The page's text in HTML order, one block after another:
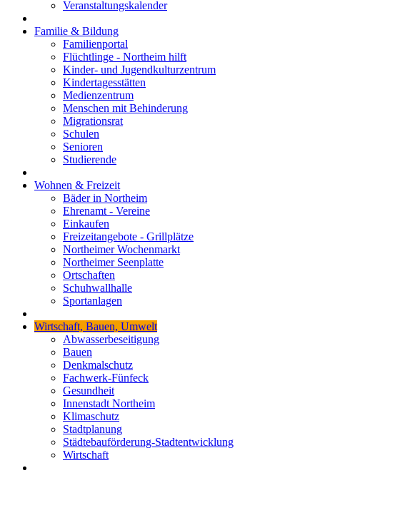
Veranstaltungskalender
Familie & Bildung
Familienportal
Flüchtlinge - Northeim hilft
Kinder- und Jugendkulturzentrum
Kindertagesstätten
Medienzentrum
Menschen mit Behinderung
Migrationsrat
Schulen
Senioren
Studierende
Wohnen & Freizeit
Bäder in Northeim
Ehrenamt - Vereine
Einkaufen
Freizeitangebote - Grillplätze
Northeimer Wochenmarkt
Northeimer Seenplatte
Ortschaften
Schuhwallhalle
Sportanlagen
Wirtschaft, Bauen, Umwelt
Abwasserbeseitigung
Bauen
Denkmalschutz
Fachwerk-Fünfeck
Gesundheit
Innenstadt Northeim
Klimaschutz
Stadtplanung
Städtebauförderung-Stadtentwicklung
Wirtschaft